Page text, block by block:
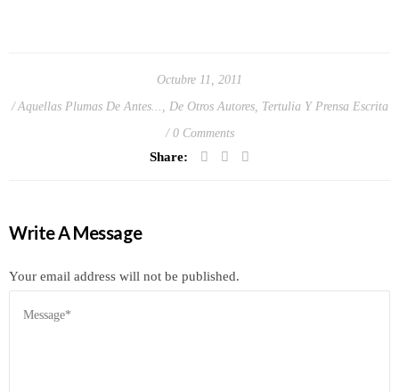
Octubre 11, 2011
Aquellas Plumas De Antes...
De Otros Autores, Tertulia Y Prensa Escrita
0 Comments
Share:
Write A Message
Your email address will not be published.